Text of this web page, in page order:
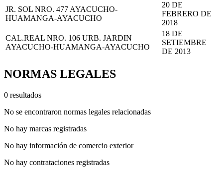
JR. SOL NRO. 477 AYACUCHO-
HUAMANGA-AYACUCHO
20 DE
FEBRERO DE
2018
CAL.REAL NRO. 106 URB. JARDIN
AYACUCHO-HUAMANGA-AYACUCHO
18 DE
SETIEMBRE
DE 2013
NORMAS LEGALES
0 resultados
No se encontraron normas legales relacionadas
No hay marcas registradas
No hay información de comercio exterior
No hay contrataciones registradas